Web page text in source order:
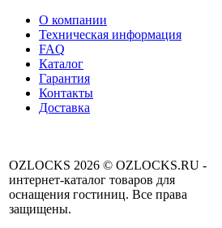
О компании
Техническая информация
FAQ
Каталог
Гарантия
Контакты
Доставка
OZLOCKS 2026 © OZLOCKS.RU -
интернет-каталог товаров для
оснащения гостиниц. Все права
защищены.